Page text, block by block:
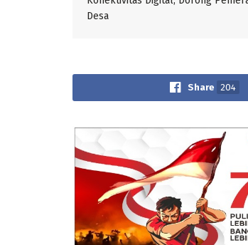
Desa
Share 204